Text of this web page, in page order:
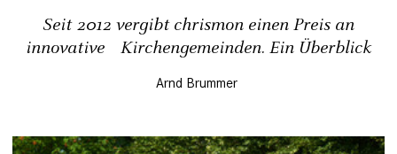
Seit 2012 vergibt chrismon einen Preis an
innovative Kirchengemeinden. Ein Überblick
Arnd Brummer